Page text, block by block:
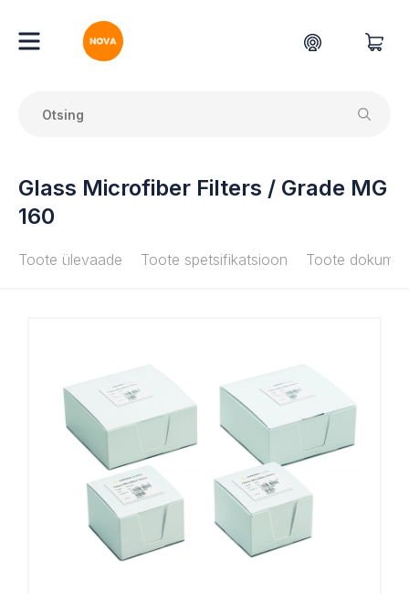
Glass Microfiber Filters / Grade MG
160
Toote ülevaade Toote spetsifikatsioon Toote